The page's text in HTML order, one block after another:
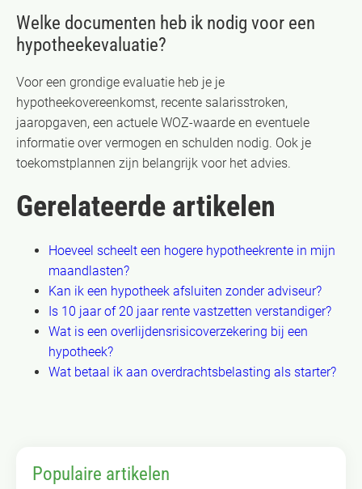
Welke documenten heb ik nodig voor een
hypotheekevaluatie?
Voor een grondige evaluatie heb je je
hypotheekovereenkomst, recente salarisstroken,
jaaropgaven, een actuele WOZ-waarde en eventuele
informatie over vermogen en schulden nodig. Ook je
toekomstplannen zijn belangrijk voor het advies.
Gerelateerde artikelen
Hoeveel scheelt een hogere hypotheekrente in mijn
maandlasten?
Kan ik een hypotheek afsluiten zonder adviseur?
Is 10 jaar of 20 jaar rente vastzetten verstandiger?
Wat is een overlijdensrisicoverzekering bij een
hypotheek?
Wat betaal ik aan overdrachtsbelasting als starter?
Populaire artikelen